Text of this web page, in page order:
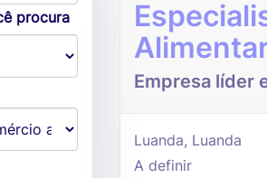
procura
Empresa líder
Luanda, Luanda
A definir